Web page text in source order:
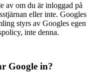
av om du är inloggad på
eller inte. Googles
styrs av Googles egen
inte denna.
Google in?